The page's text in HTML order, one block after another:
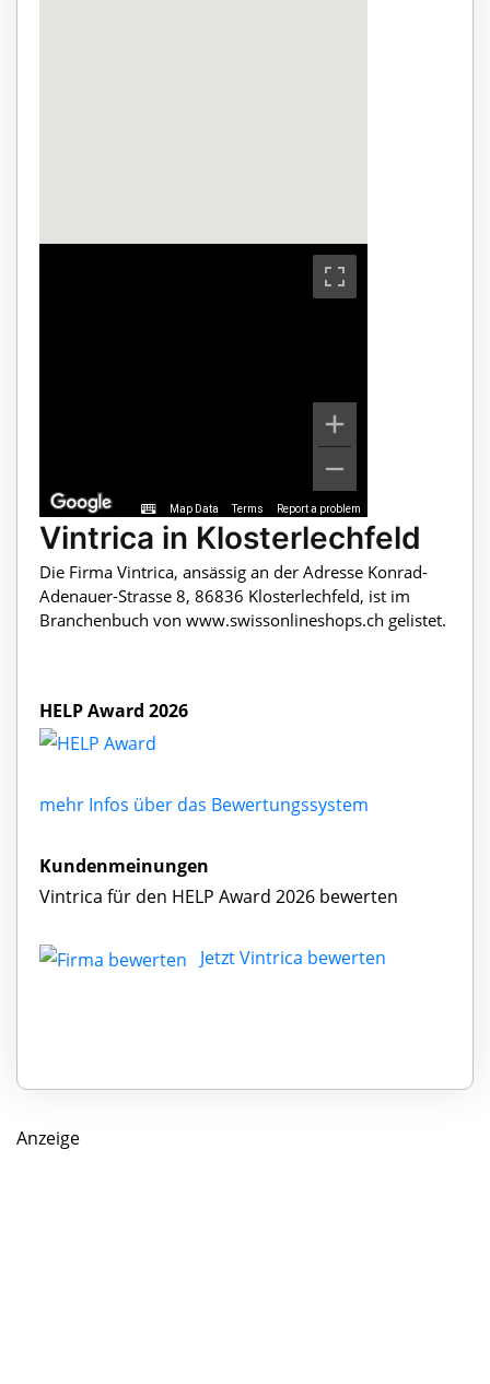
Map Data Terms Report a problem
Vintrica in Klosterlechfeld
Die Firma Vintrica, ansässig an der Adresse Konrad-
Adenauer-Strasse 8, 86836 Klosterlechfeld, ist im
Branchenbuch von www.swissonlineshops.ch gelistet.
HELP Award 2026
mehr Infos über das Bewertungssystem
Kundenmeinungen
Vintrica für den HELP Award 2026 bewerten
Jetzt Vintrica bewerten
Anzeige